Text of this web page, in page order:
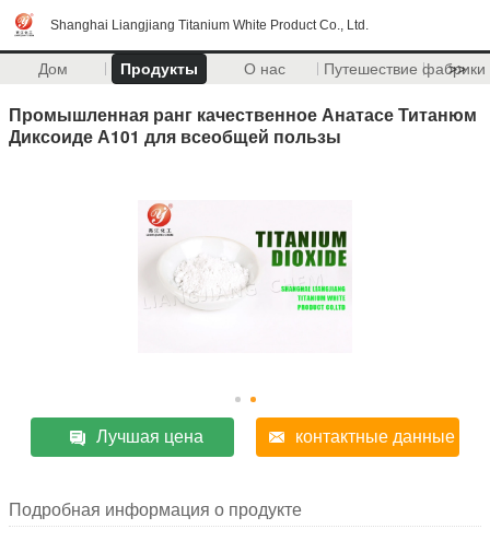
Shanghai Liangjiang Titanium White Product Co., Ltd.
Дом Продукты О нас Путешествие фабрики
>>
Промышленная ранг качественное Анатасе Титанюм
Диксоиде А101 для всеобщей пользы
Лучшая цена контактные данные
Подробная информация о продукте